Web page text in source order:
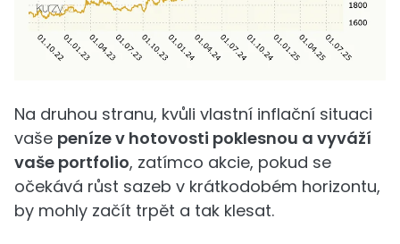
Na druhou stranu, kvůli vlastní inflační situaci
vaše peníze v hotovosti poklesnou a vyváží
vaše portfolio, zatímco akcie, pokud se
očekává růst sazeb v krátkodobém horizontu,
by mohly začít trpět a tak klesat.